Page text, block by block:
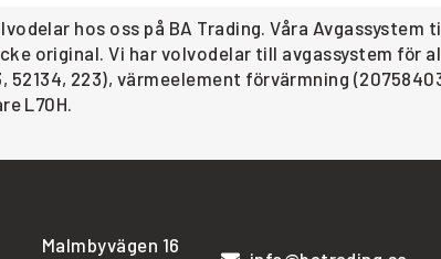
hos oss på BA Trading. Våra
original. Vi har volvodelar till avgassystem för
52134, 223), värmeelement förvärmning
L70H.
Malmbyvägen 16